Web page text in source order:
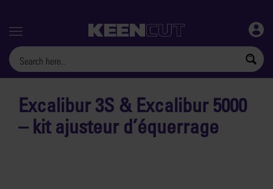
Menu
Excalibur 3S & Excalibur 5000
– kit ajusteur d’équerrage